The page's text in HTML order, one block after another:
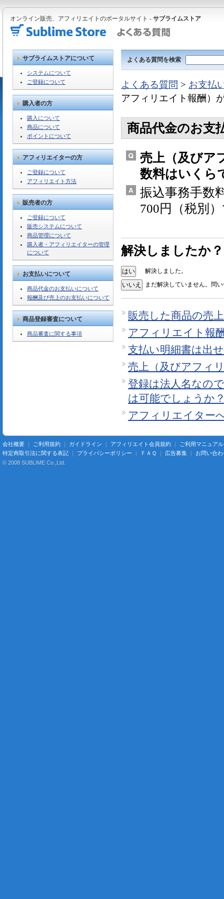
オンライン販売、アフィリエイトのポータルサイト - サブライムストア
サブライムストアについて
システムについて
ご登録について
購入者の方
購入について
商品について
ポイントについて
アフィリエイターの方
ご登録について
アフィリエイト方法
販売者の方
ご登録について
販売システムについて
商品管理について
購入者・アフィリエイターの管理
について
お支払いについて
商品代金のお支払いについて
報酬及び売上のお支払いについて
商品登録審査について
商品審査に関する事項
よくある質問を検索
よくある質問 > お支払
アフィリエイト報酬）
商品代金のお支
売上（及びア
数料はいくら
振込事務手数
700円（税別
解決しましたか？
解決しました。
まだ解決していません。問
販売した商品の売
アフィリエイト報
支払い明細書は出
売上（及びアフィ
登録は法人名なの
は可能でしょうか
アフィリエイター
会社概要 ｜ ご利用規約 ｜ ガイドライン ｜ アフィリエイト会員規約 ｜ ご利用マニュアル
特定商取引法に関する表記 ｜ プライバシーポリシー ｜ ＦＡＱ ｜ 広告募集 ｜ お問い合わ
© 2008 SUBLIME Co.,Ltd.